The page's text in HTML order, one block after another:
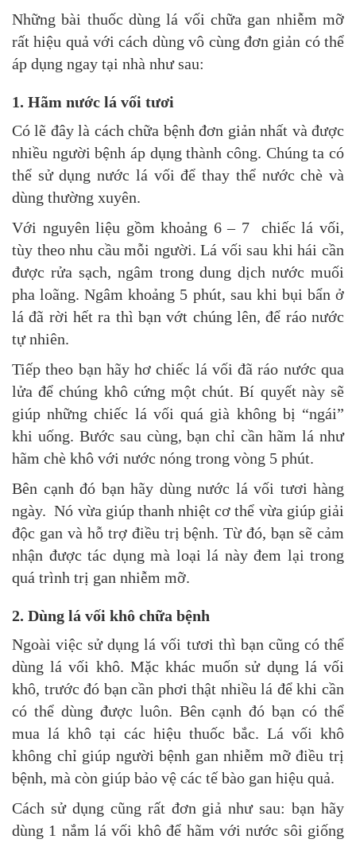
Những bài thuốc dùng lá vối chữa gan nhiễm mỡ
rất hiệu quả với cách dùng vô cùng đơn giản có thể
áp dụng ngay tại nhà như sau:
1. Hãm nước lá vối tươi
Có lẽ đây là cách chữa bệnh đơn giản nhất và được
nhiều người bệnh áp dụng thành công. Chúng ta có
thể sử dụng nước lá vối để thay thể nước chè và
dùng thường xuyên.
Với nguyên liệu gồm khoảng 6 – 7 chiếc lá vối,
tùy theo nhu cầu mỗi người. Lá vối sau khi hái cần
được rửa sạch, ngâm trong dung dịch nước muối
pha loãng. Ngâm khoảng 5 phút, sau khi bụi bẩn ở
lá đã rời hết ra thì bạn vớt chúng lên, để ráo nước
tự nhiên.
Tiếp theo bạn hãy hơ chiếc lá vối đã ráo nước qua
lửa để chúng khô cứng một chút. Bí quyết này sẽ
giúp những chiếc lá vối quá già không bị “ngái”
khi uống. Bước sau cùng, bạn chỉ cần hãm lá như
hãm chè khô với nước nóng trong vòng 5 phút.
Bên cạnh đó bạn hãy dùng nước lá vối tươi hàng
ngày. Nó vừa giúp thanh nhiệt cơ thể vừa giúp giải
độc gan và hỗ trợ điều trị bệnh. Từ đó, bạn sẽ cảm
nhận được tác dụng mà loại lá này đem lại trong
quá trình trị gan nhiễm mỡ.
2. Dùng lá vối khô chữa bệnh
Ngoài việc sử dụng lá vối tươi thì bạn cũng có thể
dùng lá vối khô. Mặc khác muốn sử dụng lá vối
khô, trước đó bạn cần phơi thật nhiều lá để khi cần
có thể dùng được luôn. Bên cạnh đó bạn có thể
mua lá khô tại các hiệu thuốc bắc. Lá vối khô
không chỉ giúp người bệnh gan nhiễm mỡ điều trị
bệnh, mà còn giúp bảo vệ các tế bào gan hiệu quả.
Cách sử dụng cũng rất đơn giả như sau: bạn hãy
dùng 1 nắm lá vối khô để hãm với nước sôi giống